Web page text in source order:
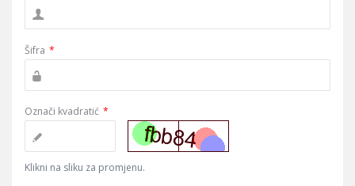
Šifra *
Označi kvadratić *
Klikni na sliku za promjenu.